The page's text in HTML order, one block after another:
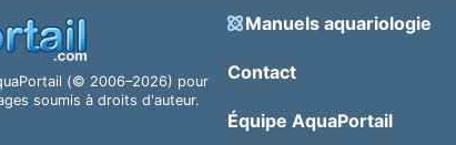
(© 2006–2026) pour
soumis à droits d'auteur.
Manuels aquariologie
Contact
Équipe AquaPortail